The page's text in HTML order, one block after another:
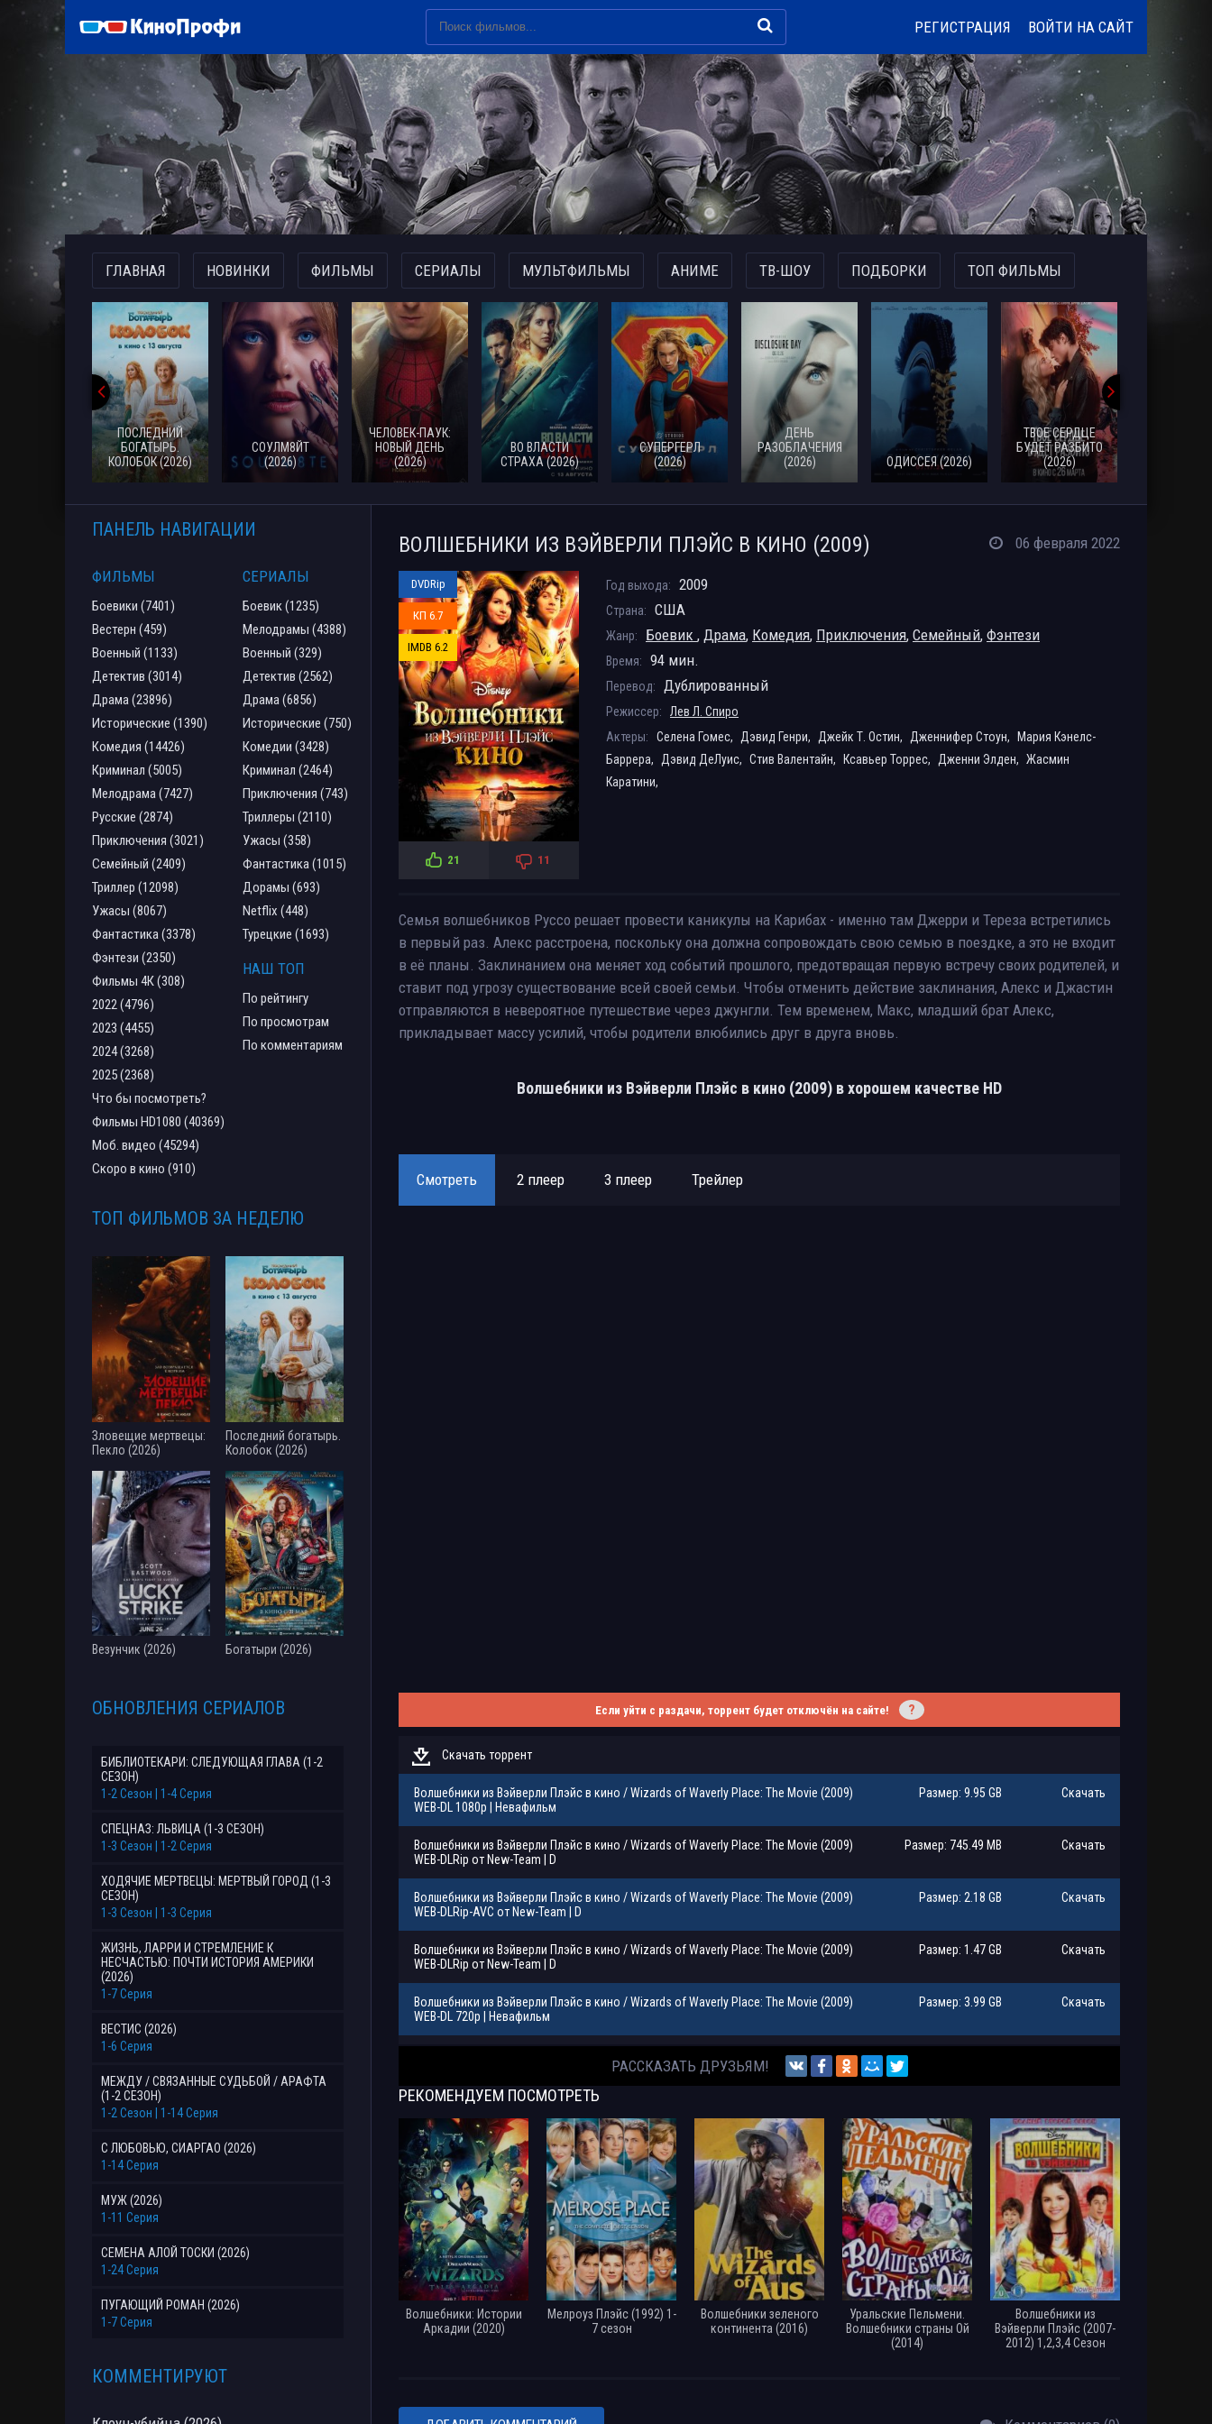
РЕГИСТРАЦИЯ ВОЙТИ НА САЙТ
ГЛАВНАЯ НОВИНКИ ФИЛЬМЫ СЕРИАЛЫ МУЛЬТФИЛЬМЫ АНИМЕ ТВ-ШОУ ПОДБОРКИ ТОП ФИЛЬМЫ
ПОСЛЕДНИЙ
БОГАТЫРЬ.
КОЛОБОК (2026)
СОУЛМ8ЙТ
(2026)
ЧЕЛОВЕК-ПАУК:
НОВЫЙ ДЕНЬ
(2026)
ВО ВЛАСТИ
СТРАХА (2026)
СУПЕРГЕРЛ
(2026)
ДЕНЬ
РАЗОБЛАЧЕНИЯ
(2026)
ОДИССЕЯ (2026)
ТВОЕ СЕРДЦЕ
БУДЕТ РАЗБИТО
(2026)
ВОЛШЕБНИКИ ИЗ ВЭЙВЕРЛИ ПЛЭЙС В КИНО (2009) 06 февраля 2022
DVDRip
КП 6.7
IMDB 6.2
21 11
Год выхода: 2009
Страна: США
Жанр: Боевик , Драма, Комедия, Приключения, Семейный, Фэнтези
Время: 94 мин.
Перевод: Дублированный
Режиссер:
Лев Л. Спиро
Актеры:
Селена Гомес, Дэвид Генри, Джейк Т. Остин, Дженнифер Стоун,
Мария Кэнелс-
Баррера,
Дэвид ДеЛуис, Стив Валентайн, Ксавьер Торрес, Дженни Элден, Жасмин
Каратини,
Семья волшебников Руссо решает провести каникулы на Карибах - именно там Джерри и Тереза встретились
в первый раз. Алекс расстроена, поскольку она должна сопровождать свою семью в поездке, а это не входит
в её планы. Заклинанием она меняет ход событий прошлого, предотвращая первую встречу своих родителей, и
ставит под угрозу существование всей своей семьи. Чтобы отменить действие заклинания, Алекс и Джастин
отправляются в невероятное путешествие через джунгли. Тем временем, Макс, младший брат Алекс,
прикладывает массу усилий, чтобы родители влюбились друг в друга вновь.
Волшебники из Вэйверли Плэйс в кино (2009) в хорошем качестве HD
Смотреть 2 плеер 3 плеер Трейлер
Если уйти с раздачи, торрент будет отключён на сайте! ?
Скачать торрент
Волшебники из Вэйверли Плэйс в кино / Wizards of Waverly Place: The Movie (2009)
WEB-DL 1080p | Невафильм
Размер: 9.95 GB Скачать
Волшебники из Вэйверли Плэйс в кино / Wizards of Waverly Place: The Movie (2009)
WEB-DLRip от New-Team | D
Размер: 745.49 MB Скачать
Волшебники из Вэйверли Плэйс в кино / Wizards of Waverly Place: The Movie (2009)
WEB-DLRip-AVC от New-Team | D
Размер: 2.18 GB Скачать
Волшебники из Вэйверли Плэйс в кино / Wizards of Waverly Place: The Movie (2009)
WEB-DLRip от New-Team | D
Размер: 1.47 GB Скачать
Волшебники из Вэйверли Плэйс в кино / Wizards of Waverly Place: The Movie (2009)
WEB-DL 720p | Невафильм
Размер: 3.99 GB Скачать
Волшебники из Вэйверли Плэйс в кино / Wizards of Waverly Place: The Movie (2009)
Волшебники из Вэйверли Плэйс в кино / Wizards of Waverly Place: The Movie (2009)
DVD9 | D
РАССКАЗАТЬ ДРУЗЬЯМ!
РЕКОМЕНДУЕМ ПОСМОТРЕТЬ
Волшебники: Истории
Аркадии (2020)
Мелроуз Плэйс (1992) 1-
7 сезон
Волшебники зеленого
континента (2016)
Уральские Пельмени.
Волшебники страны Ой
(2014)
Волшебники из
Вэйверли Плэйс (2007-
2012) 1,2,3,4 Сезон
ПАНЕЛЬ НАВИГАЦИИ
ФИЛЬМЫ
Боевики (7401)
Вестерн (459)
Военный (1133)
Детектив (3014)
Драма (23896)
Исторические (1390)
Комедия (14426)
Криминал (5005)
Мелодрама (7427)
Русские (2874)
Приключения (3021)
Семейный (2409)
Триллер (12098)
Ужасы (8067)
Фантастика (3378)
Фэнтези (2350)
Фильмы 4К (308)
2022 (4796)
2023 (4455)
2024 (3268)
2025 (2368)
Что бы посмотреть?
Фильмы HD1080 (40369)
Моб. видео (45294)
Скоро в кино (910)
СЕРИАЛЫ
Боевик (1235)
Мелодрамы (4388)
Военный (329)
Детектив (2562)
Драма (6856)
Исторические (750)
Комедии (3428)
Криминал (2464)
Приключения (743)
Триллеры (2110)
Ужасы (358)
Фантастика (1015)
Дорамы (693)
Netflix (448)
Турецкие (1693)
НАШ ТОП
По рейтингу
По просмотрам
По комментариям
ТОП ФИЛЬМОВ ЗА НЕДЕЛЮ
Зловещие мертвецы:
Пекло (2026)
Последний богатырь.
Колобок (2026)
Везунчик (2026) Богатыри (2026)
ОБНОВЛЕНИЯ СЕРИАЛОВ
БИБЛИОТЕКАРИ: СЛЕДУЮЩАЯ ГЛАВА (1-2
СЕЗОН)
1-2 Сезон | 1-4 Серия
СПЕЦНАЗ: ЛЬВИЦА (1-3 СЕЗОН)
1-3 Сезон | 1-2 Серия
ХОДЯЧИЕ МЕРТВЕЦЫ: МЕРТВЫЙ ГОРОД (1-3
СЕЗОН)
1-3 Сезон | 1-3 Серия
ЖИЗНЬ, ЛАРРИ И СТРЕМЛЕНИЕ К
НЕСЧАСТЬЮ: ПОЧТИ ИСТОРИЯ АМЕРИКИ
(2026)
1-7 Серия
ВЕСТИС (2026)
1-6 Серия
МЕЖДУ / СВЯЗАННЫЕ СУДЬБОЙ / АРАФТА
(1-2 СЕЗОН)
1-2 Сезон | 1-14 Серия
С ЛЮБОВЬЮ, СИАРГАО (2026)
1-14 Серия
МУЖ (2026)
1-11 Серия
СЕМЕНА АЛОЙ ТОСКИ (2026)
1-24 Серия
ПУГАЮЩИЙ РОМАН (2026)
1-7 Серия
КОММЕНТИРУЮТ